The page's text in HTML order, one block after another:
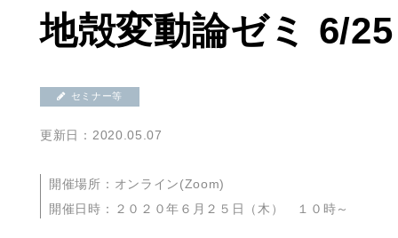
地殻変動論ゼミ 6/25
セミナー等
更新日：2020.05.07
開催場所：オンライン(Zoom)
開催日時：２０２０年６月２５日（木） １０時～